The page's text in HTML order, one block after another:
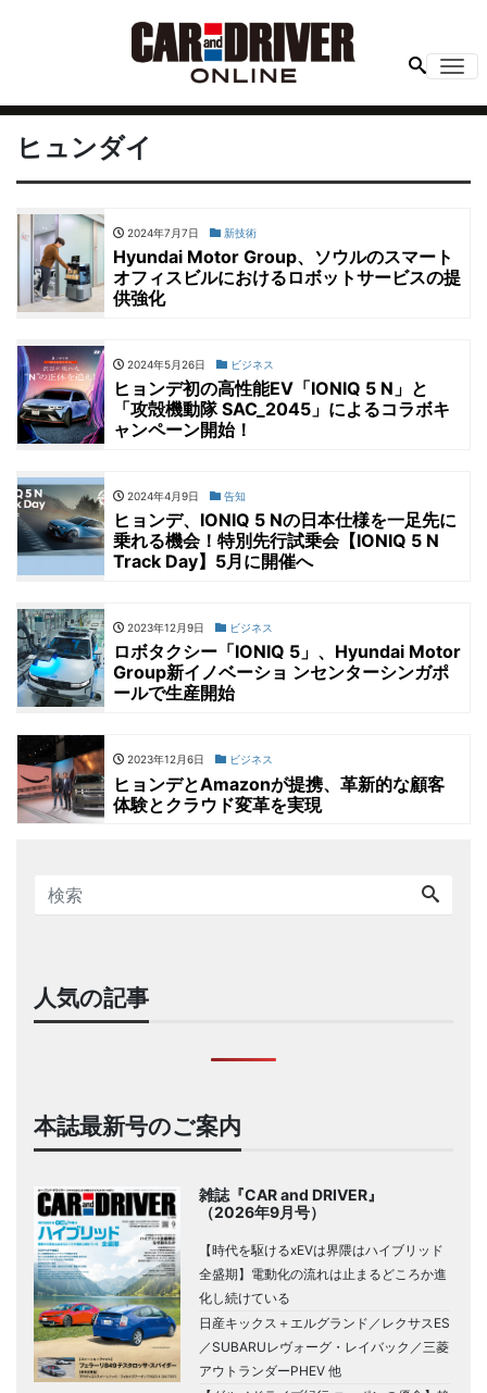
ヒュンダイ
2024年7月7日 新技術
Hyundai Motor Group、ソウルのスマート
オフィスビルにおけるロボットサービスの提
供強化
2024年5月26日 ビジネス
ヒョンデ初の高性能EV「IONIQ 5 N」と
「攻殻機動隊 SAC_2045」によるコラボキ
ャンペーン開始！
2024年4月9日 告知
ヒョンデ、IONIQ 5 Nの日本仕様を一足先に
乗れる機会！特別先行試乗会【IONIQ 5 N
Track Day】5月に開催へ
2023年12月9日 ビジネス
ロボタクシー「IONIQ 5」、Hyundai Motor
Group新イノベーショ ンセンターシンガポ
ールで生産開始
2023年12月6日 ビジネス
ヒョンデとAmazonが提携、革新的な顧客
体験とクラウド変革を実現
人気の記事
本誌最新号のご案内
雑誌『CAR and DRIVER』
（2026年9月号）
【時代を駆けるxEVは界隈はハイブリッド
全盛期】電動化の流れは止まるどころか進
化し続けている
日産キックス＋エルグランド／レクサスES
／SUBARUレヴォーグ・レイバック／三菱
アウトランダーPHEV 他